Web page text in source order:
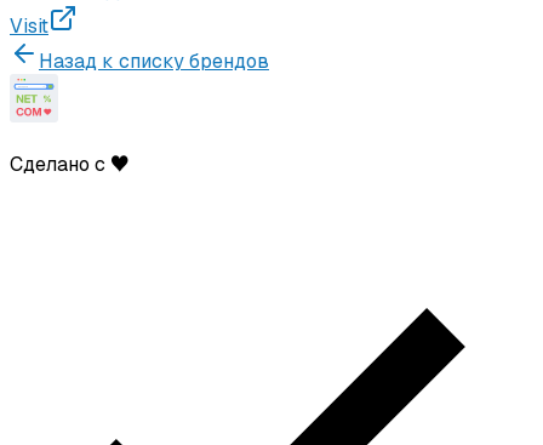
Visit
Назад к списку брендов
Сделано с ♥